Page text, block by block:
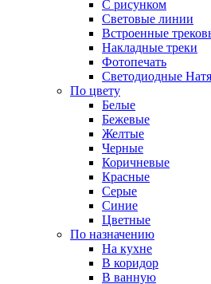
С рисунком
Световые линии
Встроенные
Накладные треки
Фотопечать
Светодиодные
По цвету
Белые
Бежевые
Желтые
Черные
Коричневые
Красные
Серые
Синие
Цветные
По назначению
На кухне
В коридор
В ванную